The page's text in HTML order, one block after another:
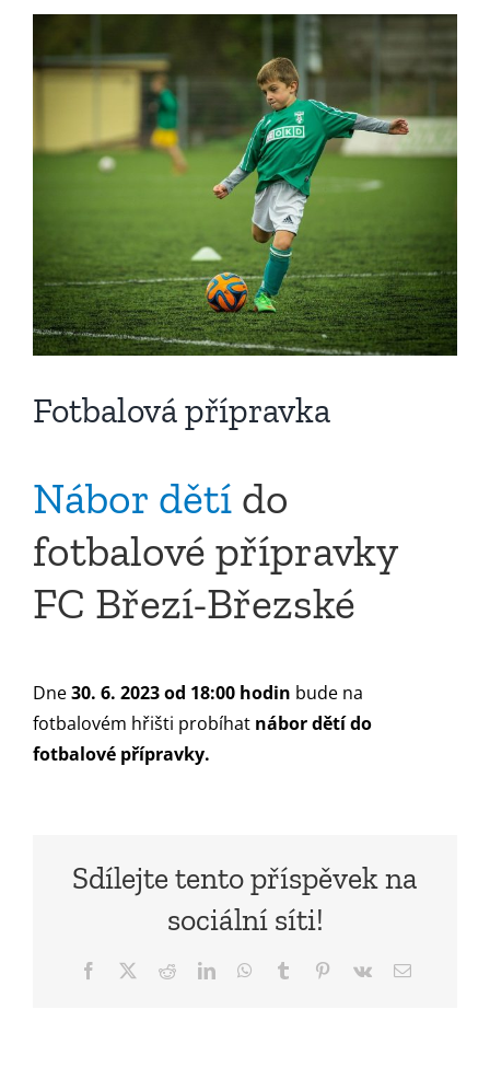
větší
obrázek
Fotbalová přípravka
Nábor dětí do
fotbalové přípravky
FC Březí-Březské
Dne30. 6. 2023 od 18:00 hodin bude na
fotbalovém hřišti probíhat nábor dětí do
fotbalové přípravky.
Sdílejte tento příspěvek na
sociální síti!
Facebook RedditLinkedInWhatsApp
Tumblr Pinterest
Vk
E-